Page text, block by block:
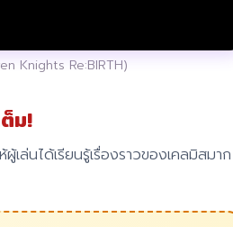
Knights Re:BIRTH)
ม!
ผู้เล่นได้เรียนรู้เรื่องราวของเคลมิสมาก